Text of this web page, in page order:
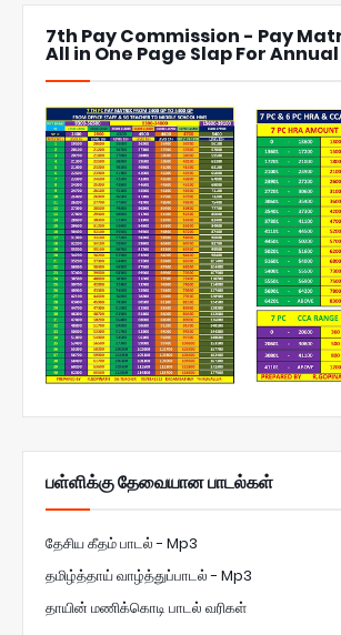
7th Pay Commission - Pay
All in One Page Slap For
பள்ளிக்கு தேவையான பாடல்கள்
தேசிய கீதம் பாடல் - Mp3
தமிழ்த்தாய் வாழ்த்துப்பாடல் - Mp3
தாயின் மணிக்கொடி பாடல் வரிகள்